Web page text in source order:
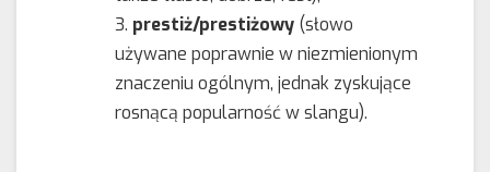
prestiż/prestiżowy (słowo
używane poprawnie w niezmienionym
znaczeniu ogólnym, jednak zyskujące
rosnącą popularność w slangu).